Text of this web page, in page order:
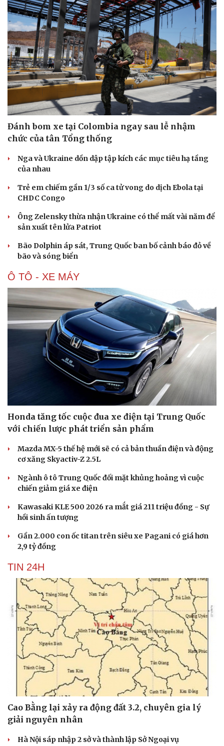
Du lịch
Tư vấn
check-in
Podcast
Câu chuyện thời sự
Đọc truyện đêm khuya
Cửa sổ tình yêu
Kể chuyện cho bé
Hạt giống tâm hồn
Đánh bom xe tại Colombia ngay sau lễ nhậm
chức của tân Tổng thống
Nga và Ukraine dồn dập tập kích các mục tiêu hạ tầng
của nhau
Trẻ em chiếm gần 1/3 số ca tử vong do dịch Ebola tại
CHDC Congo
Ông Zelensky thừa nhận Ukraine có thể mất vài năm để
sản xuất tên lửa Patriot
Bão Dolphin áp sát, Trung Quốc ban bố cảnh báo đỏ về
bão và sóng biển
Ô TÔ - XE MÁY
Honda tăng tốc cuộc đua xe điện tại Trung Quốc
với chiến lược phát triển sản phẩm
Mazda MX-5 thế hệ mới sẽ có cả bản thuần điện và động
cơ xăng Skyactiv-Z 2.5L
Ngành ô tô Trung Quốc đối mặt khủng hoảng vì cuộc
chiến giảm giá xe điện
Kawasaki KLE 500 2026 ra mắt giá 211 triệu đồng - Sự
hồi sinh ấn tượng
Gần 2.000 con ốc titan trên siêu xe Pagani có giá hơn
2,9 tỷ đồng
TIN 24H
Cao Bằng lại xảy ra động đất 3.2, chuyên gia lý
giải nguyên nhân
Hà Nội sáp nhập 2 sở và thành lập Sở Ngoại vụ